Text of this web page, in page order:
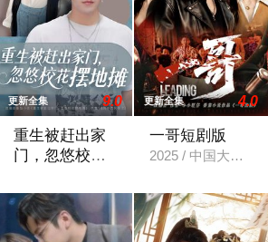
更新全集 9.0
重生被赶出家
门，忽悠校花
更新全集 4.0
一哥短剧版
2025 / 中国大陆 /